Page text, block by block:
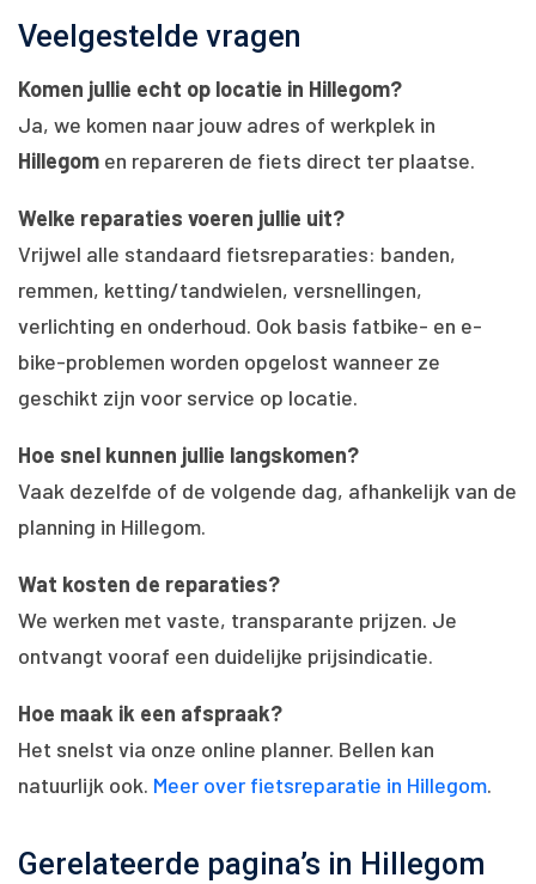
Veelgestelde vragen
Komen jullie echt op locatie in Hillegom?
Ja, we komen naar jouw adres of werkplek in
Hillegom en repareren de fiets direct ter plaatse.
Welke reparaties voeren jullie uit?
Vrijwel alle standaard fietsreparaties: banden,
remmen, ketting/tandwielen, versnellingen,
verlichting en onderhoud. Ook basis fatbike- en e-
bike-problemen worden opgelost wanneer ze
geschikt zijn voor service op locatie.
Hoe snel kunnen jullie langskomen?
Vaak dezelfde of de volgende dag, afhankelijk van de
planning in Hillegom.
Wat kosten de reparaties?
We werken met vaste, transparante prijzen. Je
ontvangt vooraf een duidelijke prijsindicatie.
Hoe maak ik een afspraak?
Het snelst via onze online planner. Bellen kan
natuurlijk ook. Meer over fietsreparatie in Hillegom.
Gerelateerde pagina’s in Hillegom